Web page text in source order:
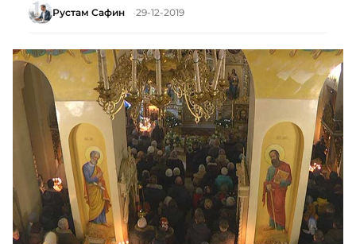
Рустам Сафин 29-12-2019